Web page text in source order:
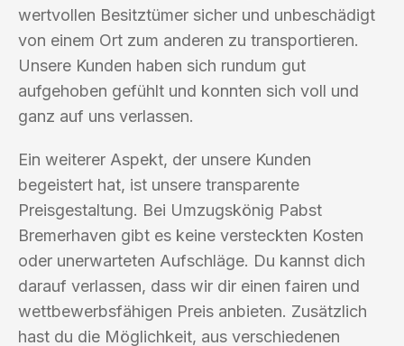
wertvollen Besitztümer sicher und unbeschädigt
von einem Ort zum anderen zu transportieren.
Unsere Kunden haben sich rundum gut
aufgehoben gefühlt und konnten sich voll und
ganz auf uns verlassen.
Ein weiterer Aspekt, der unsere Kunden
begeistert hat, ist unsere transparente
Preisgestaltung. Bei Umzugskönig Pabst
Bremerhaven gibt es keine versteckten Kosten
oder unerwarteten Aufschläge. Du kannst dich
darauf verlassen, dass wir dir einen fairen und
wettbewerbsfähigen Preis anbieten. Zusätzlich
hast du die Möglichkeit, aus verschiedenen